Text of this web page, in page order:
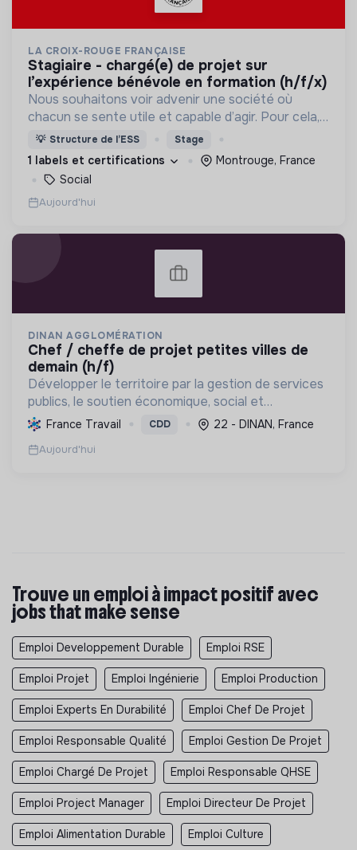
LA CROIX-ROUGE FRANÇAISE
stagiaire - chargé(e) de projet sur
l’expérience bénévole en formation (h/f/x)
Nous souhaitons voir advenir une société où
chacun se sente utile et capable d’agir. Pour cela,
nous proposons des moyens et des lieux
d’engagement innovants et adaptés à tous.
💡 Structure de l’ESS Stage
1 labels et certifications
Montrouge, France
Social
Aujourd'hui
DINAN AGGLOMÉRATION
chef / cheffe de projet petites villes de
demain (h/f)
Développer le territoire par la gestion de services
publics, le soutien économique, social et
écologique, et la revitalisation des villes pour une
meilleure qualité de vie et un avenir durable.
France Travail CDD 22 - DINAN, France
Aujourd'hui
Trouve un emploi à impact positif avec
jobs that make sense
Emploi Developpement Durable Emploi RSE
Emploi Projet Emploi Ingénierie Emploi Production
Emploi Experts En Durabilité Emploi Chef De Projet
Emploi Responsable Qualité Emploi Gestion De Projet
Emploi Chargé De Projet Emploi Responsable QHSE
Emploi Project Manager Emploi Directeur De Projet
Emploi Alimentation Durable Emploi Culture